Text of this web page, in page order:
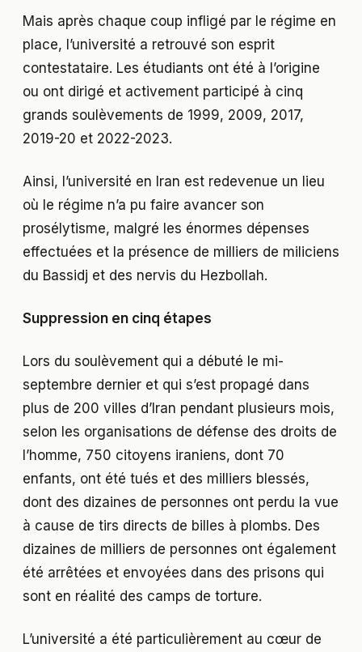
Mais après chaque coup infligé par le régime en
place, l’université a retrouvé son esprit
contestataire. Les étudiants ont été à l’origine
ou ont dirigé et activement participé à cinq
grands soulèvements de 1999, 2009, 2017,
2019-20 et 2022-2023.
Ainsi, l’université en Iran est redevenue un lieu
où le régime n’a pu faire avancer son
prosélytisme, malgré les énormes dépenses
effectuées et la présence de milliers de miliciens
du Bassidj et des nervis du Hezbollah.
Suppression en cinq étapes
Lors du soulèvement qui a débuté le mi-
septembre dernier et qui s’est propagé dans
plus de 200 villes d’Iran pendant plusieurs mois,
selon les organisations de défense des droits de
l’homme, 750 citoyens iraniens, dont 70
enfants, ont été tués et des milliers blessés,
dont des dizaines de personnes ont perdu la vue
à cause de tirs directs de billes à plombs. Des
dizaines de milliers de personnes ont également
été arrêtées et envoyées dans des prisons qui
sont en réalité des camps de torture.
L’université a été particulièrement au cœur de